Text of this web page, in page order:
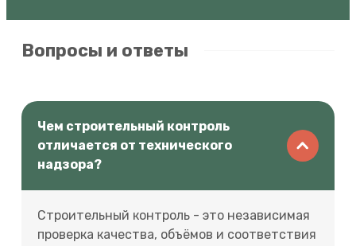
Вопросы и ответы
Чем строительный контроль
отличается от технического
надзора?
Строительный контроль - это независимая
проверка качества, объёмов и соответствия